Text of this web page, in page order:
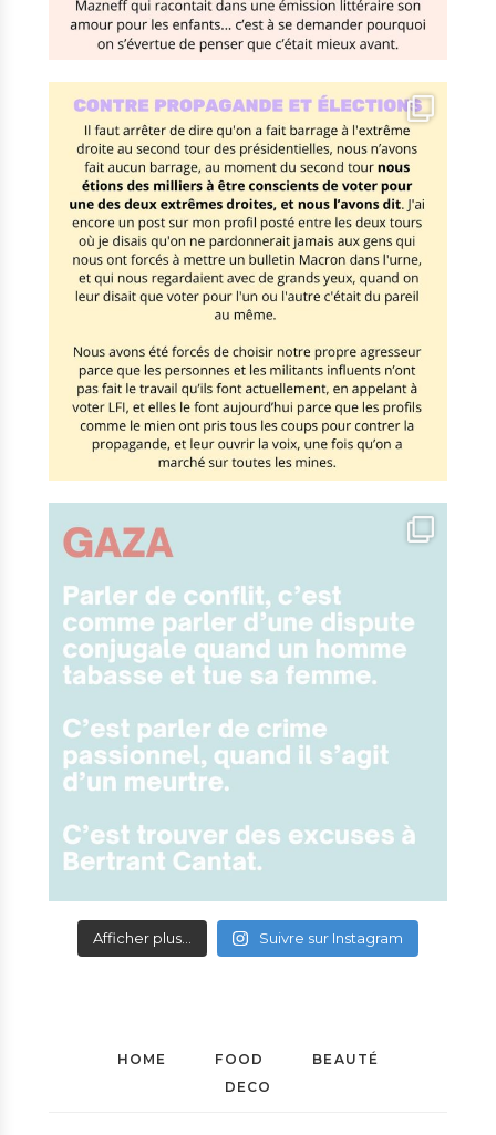
Afficher plus... Suivre sur Instagram
HOME FOOD
BEAUTÉ
DECO